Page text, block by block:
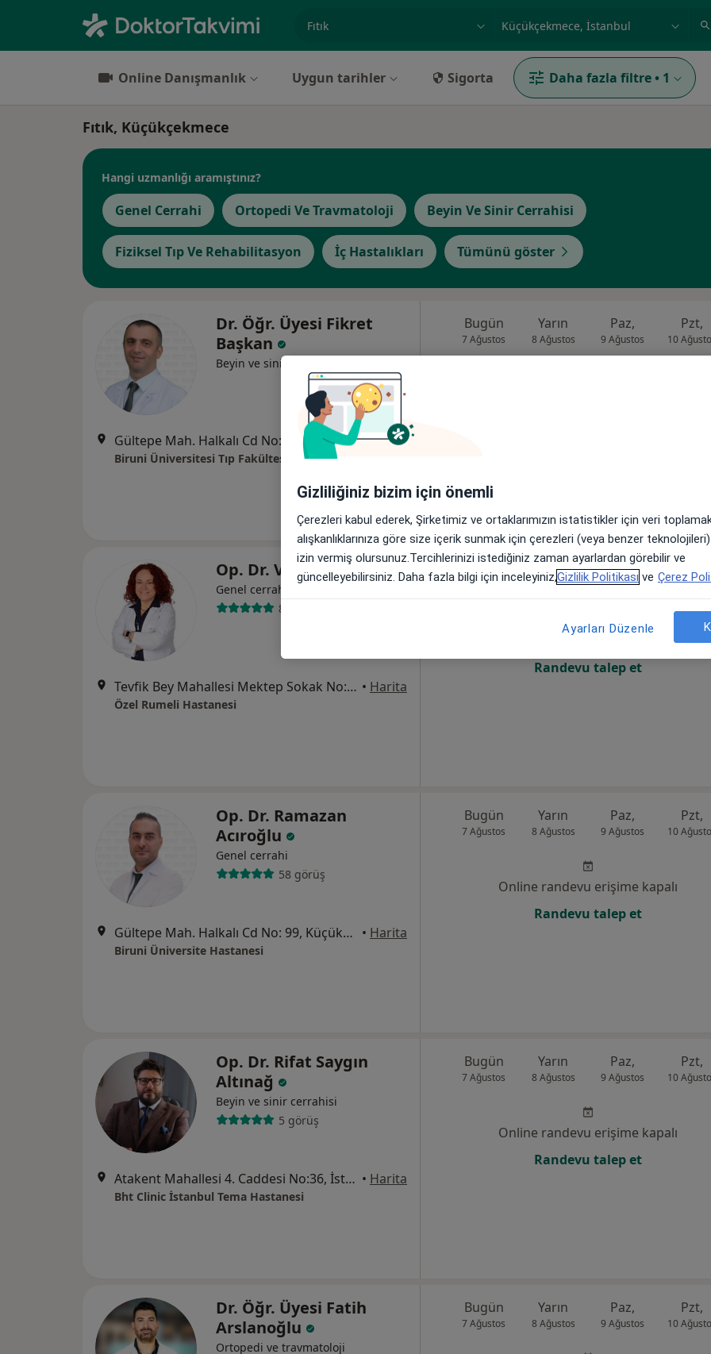
örnek: İstanbul
Online Danışmanlık Uygun tarihler Sigorta Daha fazla filtre • 1
Fıtık, Küçükçekmece
Hangi uzmanlığı aramıştınız?
Genel Cerrahi Ortopedi Ve Travmatoloji Beyin Ve Sinir Cerrahisi
Fiziksel Tıp Ve Rehabilitasyon İç Hastalıkları Tümünü göster
Dr. Öğr. Üyesi Fikret
Başkan
Beyin ve sinir cerrahisi
Gültepe Mah. Halkalı Cd No: 99, Küçükçekmece •Harita
Biruni Üniversitesi Tıp Fakültesi Hastanesi
Bugün
7 Ağustos
Yarın
8 Ağustos
Paz,
9 Ağustos
Pzt,
10
Op. Dr. Vehibe Işık
Genel cerrahi
8 görüş
Tevfik Bey Mahallesi Mektep Sokak No:11 Sefaköy, Küçükçekmece • Harita
Özel Rumeli Hastanesi
Bugün
7 Ağustos
Yarın
8 Ağustos
Paz,
9 Ağustos
Pzt,
10
Online randevu erişime kapalı
Randevu talep et
Op. Dr. Ramazan
Acıroğlu
Genel cerrahi
58 görüş
Gültepe Mah. Halkalı Cd No: 99, Küçükçekmece • Harita
Biruni Üniversite Hastanesi
Bugün
7 Ağustos
Yarın
8 Ağustos
Paz,
9 Ağustos
Pzt,
10
Online randevu erişime kapalı
Randevu talep et
Op. Dr. Rifat Saygın
Altınağ
Beyin ve sinir cerrahisi
5 görüş
Atakent Mahallesi 4. Caddesi No:36, İstanbul • Harita
Bht Clinic İstanbul Tema Hastanesi
Bugün
7 Ağustos
Yarın
8 Ağustos
Paz,
9 Ağustos
Pzt,
10
Online randevu erişime kapalı
Randevu talep et
Dr. Öğr. Üyesi Fatih
Arslanoğlu
Ortopedi ve travmatoloji
Bugün
7 Ağustos
Yarın
8 Ağustos
Paz,
9 Ağustos
Pzt,
10
Gizliliğiniz bizim için önemli
Çerezleri kabul ederek, Şirketimiz ve ortaklarımızın istatistikler için veri
alışkanlıklarınıza göre size içerik sunmak için çerezleri (veya benzer
izin vermiş olursunuz.Tercihlerinizi istediğiniz zaman ayarlardan görebilir ve
güncelleyebilirsiniz. Daha fazla bilgi için inceleyiniz,Gizlilik Politikası ve Çerez
Ayarları Düzenle